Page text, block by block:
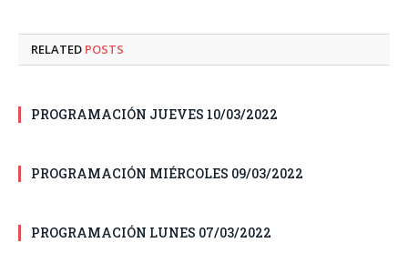
RELATED POSTS
PROGRAMACIÓN JUEVES 10/03/2022
PROGRAMACIÓN MIÉRCOLES 09/03/2022
PROGRAMACIÓN LUNES 07/03/2022